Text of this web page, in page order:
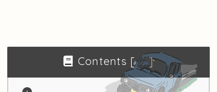
Contents [hide]